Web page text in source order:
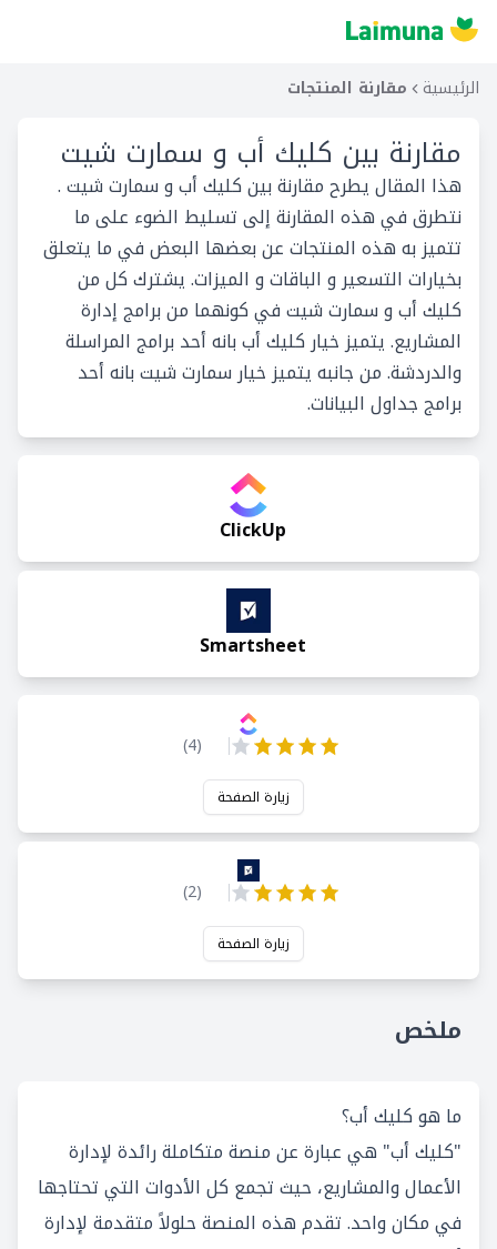
الرئيسية مقارنة المنتجات
مقارنة بين كليك أب و سمارت شيت
هذا المقال يطرح مقارنة بين كليك أب و سمارت شيت .
نتطرق في هذه المقارنة إلى تسليط الضوء على ما
تتميز به هذه المنتجات عن بعضها البعض في ما يتعلق
بخيارات التسعير و الباقات و الميزات. يشترك كل من
كليك أب و سمارت شيت في كونهما من برامج إدارة
المشاريع. يتميز خيار كليك أب بانه أحد برامج المراسلة
والدردشة. من جانبه يتميز خيار سمارت شيت بانه أحد
برامج جداول البيانات.
ClickUp
Smartsheet
(
4
)
زيارة الصفحة
(
2
)
زيارة الصفحة
ملخص
ما هو كليك أب؟
"كليك أب" هي عبارة عن منصة متكاملة رائدة لإدارة
الأعمال والمشاريع، حيث تجمع كل الأدوات التي تحتاجها
في مكان واحد. تقدم هذه المنصة حلولاً متقدمة لإدارة